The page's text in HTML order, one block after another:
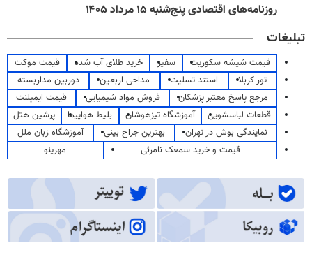
روزنامه‌های اقتصادی پنج‌شنبه ۱۵ مرداد ۱۴۰۵
تبلیغات
قیمت شیشه سکوریت سفیر خرید طلای آب شده
قیمت موکت
تور کربلا
استند تسلیت مداحی اربعین
دوربین مداربسته
مرجع پاسخ معتبر پزشکان
فروش مواد شیمیایی
قیمت ایمپلنت
قطعات لباسشویی
آموزشگاه تیزهوشان بلیط هواپیما
پرشین هتل
نمایندگی بوش در تهران
بهترین جراح بینی
آموزشگاه زبان ملل
قیمت و خرید سمعک نامرئی
مهرینو